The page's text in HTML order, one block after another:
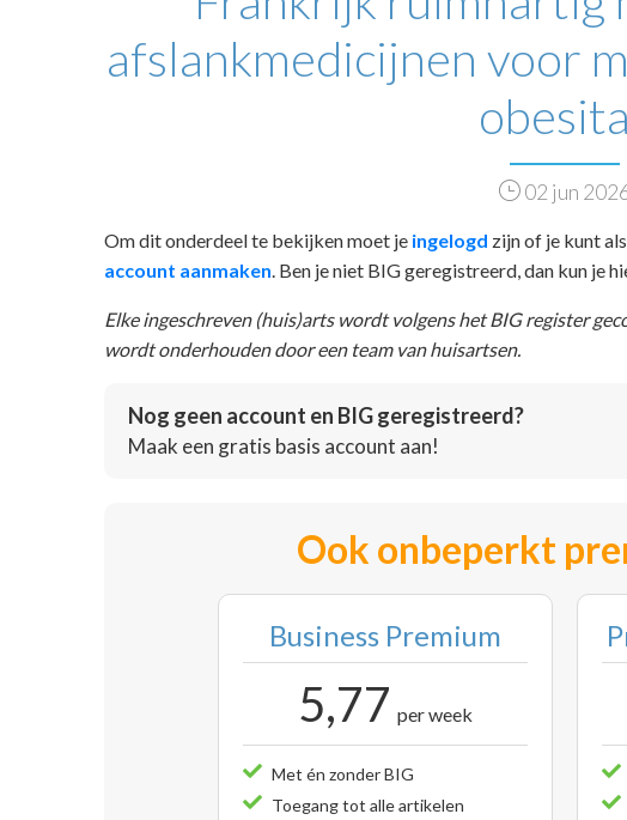
afslankmedicijnen voor
02 jun
Om dit onderdeel te bekijken moet je ingelogd zijn of je kunt
account aanmaken . Ben je niet BIG geregistreerd, dan kun je
Elke ingeschreven (huis)arts wordt volgens het BIG register
wordt onderhouden door een team van huisartsen.
Nog geen account en BIG geregistreerd?
Maak een gratis basis account aan!
Ook onbeperkt
Business Premium
5,77 per week
Met én zonder BIG
Toegang tot alle artikelen